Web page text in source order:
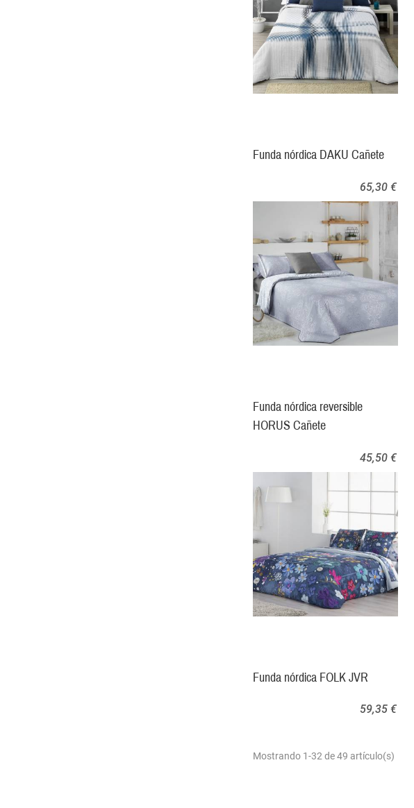
Funda nórdica DAKU Cañete
65,30 €
Funda nórdica reversible
HORUS Cañete
45,50 €
Funda nórdica FOLK JVR
59,35 €
Mostrando 1-32 de 49 artículo(s)